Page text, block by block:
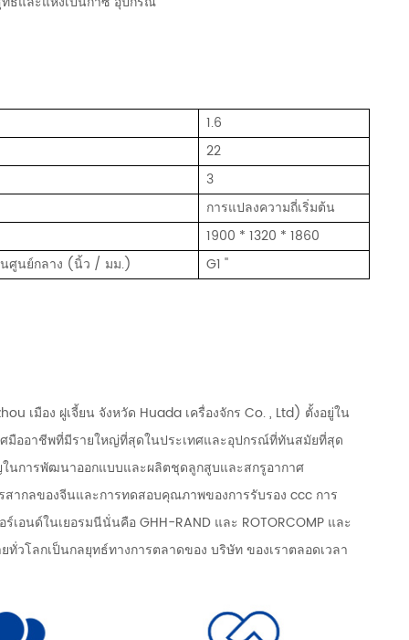
1.6
22
3
การแปลงความถี่เริ่มต้น
1900 * 1320 * 1860
นศูนย์กลาง (นิ้ว / มม.) G1 ''
เมือง ฝูเจี้ยน จังหวัด Huada เครื่องจักร Co. , Ltd) ตั้งอยู่ใน
ศมืออาชีพที่มีรายใหญ่ที่สุดในประเทศและอุปกรณ์ที่ทันสมัยที่สุด
นการพัฒนาออกแบบและผลิตชุดลูกสูบและสกรูอากาศ
สากลของจีนและการทดสอบคุณภาพของการรับรอง ccc การ
เอนด์ในเยอรมนีนั่นคือ GHH-RAND และ ROTORCOMP และ
วโลกเป็นกลยุทธ์ทางการตลาดของ บริษัท ของเราตลอดเวลา